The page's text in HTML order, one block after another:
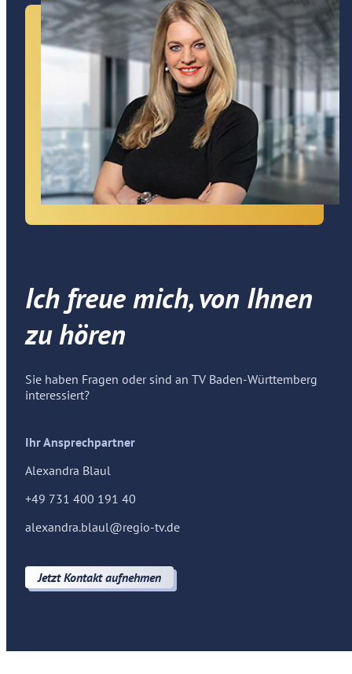
Ich freue mich, von Ihnen
zu hören
Sie haben Fragen oder sind an TV Baden-Württemberg
interessiert?
Ihr Ansprechpartner
Alexandra Blaul
+49 731 400 191 40
alexandra.blaul@regio-tv.de
Jetzt Kontakt aufnehmen